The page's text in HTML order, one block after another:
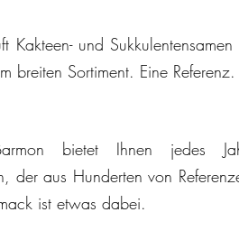
Kakteen- und
breiten Sortiment. Eine Referenz.
bietet Ihnen jedes
der aus Hunderten von
ist etwas dabei.